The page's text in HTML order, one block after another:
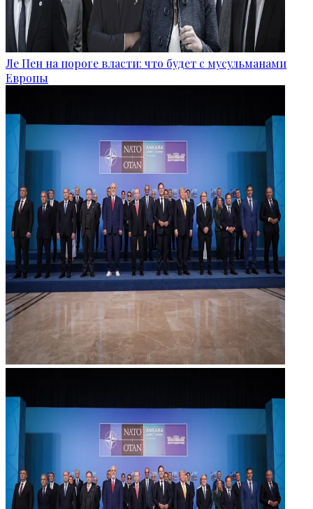
Ле Пен на пороге власти: что будет с мусульманами
Европы